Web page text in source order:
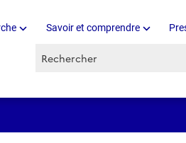
Savoir et comprendre
Recherche par mots clés